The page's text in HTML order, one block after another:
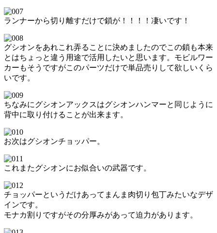
ランナーから切り離すだけで鎖が！！！！凄いです！
グシオンをあれこれ弄ることに決めましたのでこの鎖も本来
とはちょっと違う用途で活用したいと思います。モビルワー
カーもそうですがこのパーツだけで単品売りして欲しいくら
いです。
ちなみにグシオンアックスはグシオンハンマーと同じように
背中に取り付けることが出来ます。
お次はグシオンチョッパー。
これまたグシオンにお似合いの武器です。
チョッパーというだけあってまんま肉切り包丁みたいなデザ
インです。
モナカ割りですがその分厚みがあって迫力があります。